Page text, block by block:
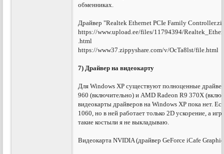
обменниках.
Драйвер "Realtek Ethernet PCIe Family
https://www.upload.ee/files/11794394/
.html
https://www37.zippyshare.com/v/OcTa8lst/file.html
7) Драйвер на видеокарту
Для Windows XP существуют полноценные
960 (включительно) и AMD Radeon R9 370X
видеокарты драйверов на Windows XP пока нет.
1060, но в ней работает только 2D ускорение, а
такие костыли я не выкладываю.
Видеокарта NVIDIA (драйвер GeForce iCafe